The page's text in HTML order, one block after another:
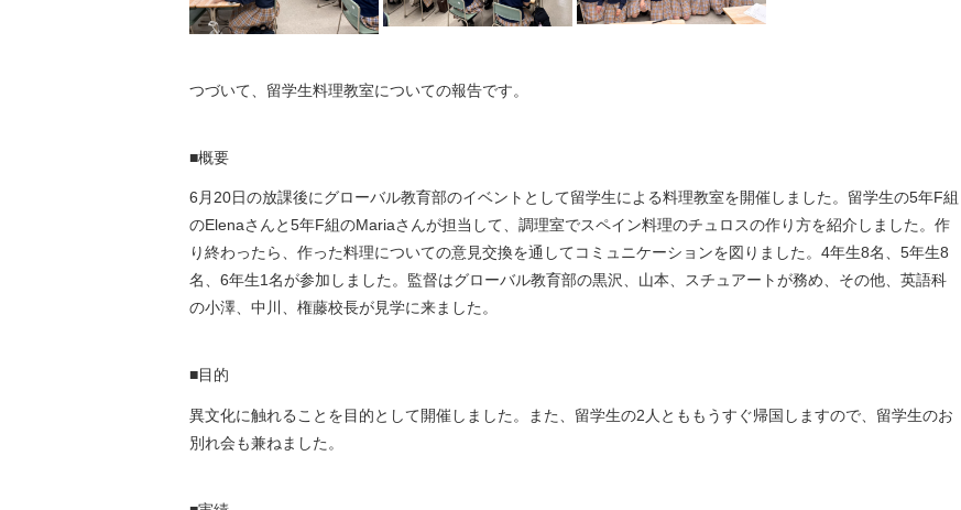
つづいて、留学生料理教室についての報告です。
■概要
6月20日の放課後にグローバル教育部のイベントとして留学生による料理教室を開催しました。留学生の5年F組
のElenaさんと5年F組のMariaさんが担当して、調理室でスペイン料理のチュロスの作り方を紹介しました。作
り終わったら、作った料理についての意見交換を通してコミュニケーションを図りました。4年生8名、5年生8
名、6年生1名が参加しました。監督はグローバル教育部の黒沢、山本、スチュアートが務め、その他、英語科
の小澤、中川、権藤校長が見学に来ました。
■目的
異文化に触れることを目的として開催しました。また、留学生の2人とももうすぐ帰国しますので、留学生のお
別れ会も兼ねました。